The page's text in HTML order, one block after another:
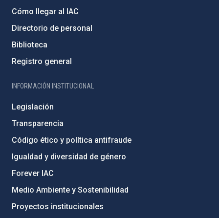
Cómo llegar al IAC
Directorio de personal
Biblioteca
Registro general
INFORMACIÓN INSTITUCIONAL
Legislación
Transparencia
Código ético y política antifraude
Igualdad y diversidad de género
Forever IAC
Medio Ambiente y Sostenibilidad
Proyectos institucionales